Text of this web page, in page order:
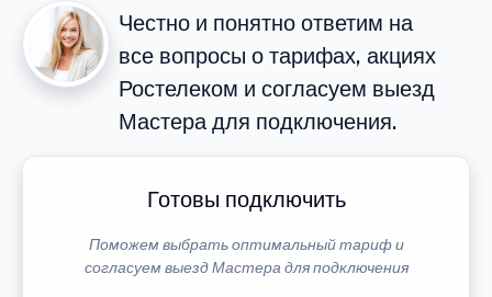
Честно и понятно ответим на
все вопросы о тарифах, акциях
Ростелеком и согласуем выезд
Мастера для подключения.
Готовы подключить
Поможем выбрать оптимальный тариф и
согласуем выезд Мастера для подключения